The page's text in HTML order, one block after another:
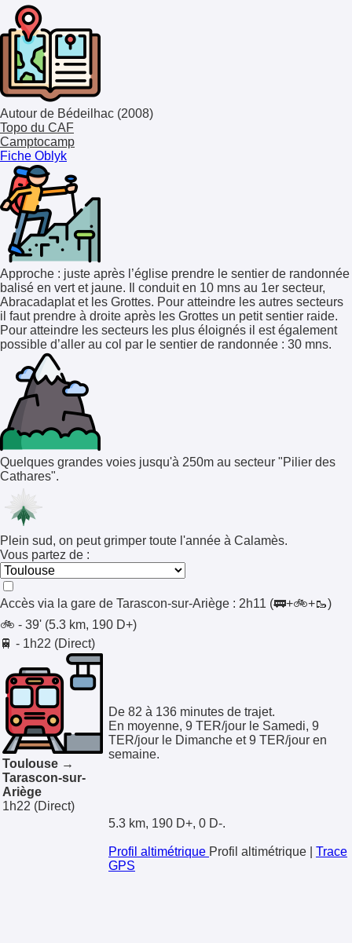
Autour de Bédeilhac (2008)
Topo du CAF
Camptocamp
Fiche Oblyk
Approche : juste après l’église prendre le sentier de randonnée
balisé en vert et jaune. Il conduit en 10 mns au 1er secteur,
Abracadaplat et les Grottes. Pour atteindre les autres secteurs
il faut prendre à droite après les Grottes un petit sentier raide.
Pour atteindre les secteurs les plus éloignés il est également
possible d’aller au col par le sentier de randonnée : 30 mns.
Quelques grandes voies jusqu'à 250m au secteur "Pilier des
Cathares".
Plein sud, on peut grimper toute l'année à Calamès.
Vous partez de :
Accès via la gare de Tarascon-sur-Ariège : 2h11 (🚃+🚲+🥾)
🚲 - 39' (5.3 km, 190 D+)
🚆 - 1h22 (Direct)
Toulouse →
Tarascon-sur-
Ariège
1h22 (Direct)
De 82 à 136 minutes de trajet.
En moyenne, 9 TER/jour le Samedi, 9
TER/jour le Dimanche et 9 TER/jour en
semaine.
5.3 km, 190 D+, 0 D-.
Profil altimétrique Profil altimétrique
Trace
GPS